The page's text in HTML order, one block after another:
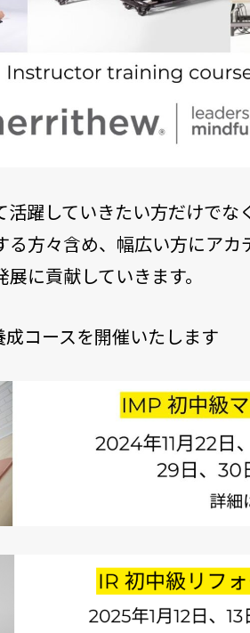
躍していきたい方だけで
る方々含め、幅広い方にア
に貢献していきます。
コースを開催いたします